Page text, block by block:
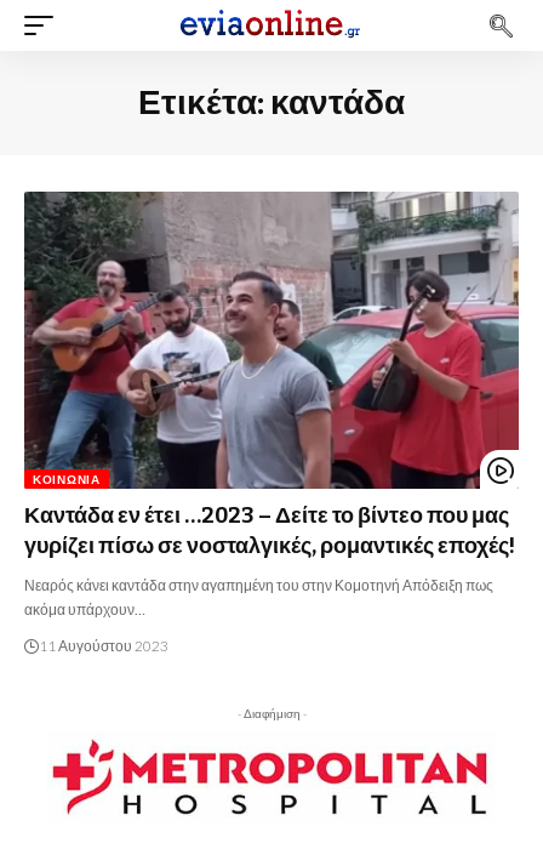
Ετικέτα: καντάδα
ΚΟΙΝΩΝΊΑ
Καντάδα εν έτει …2023 – Δείτε το βίντεο που μας
γυρίζει πίσω σε νοσταλγικές, ρομαντικές εποχές!
Νεαρός κάνει καντάδα στην αγαπημένη του στην Κομοτηνή Απόδειξη πως
ακόμα υπάρχουν…
11 Αυγούστου 2023
- Διαφήμιση -